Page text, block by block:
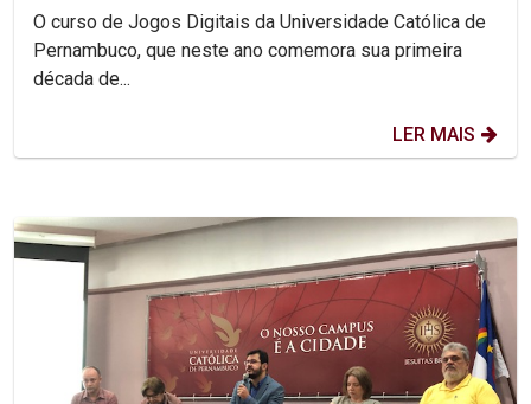
O curso de Jogos Digitais da Universidade Católica de
Pernambuco, que neste ano comemora sua primeira
década de...
LER MAIS